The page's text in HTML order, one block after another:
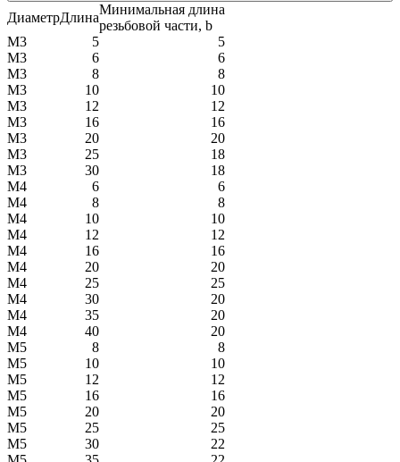
ДиаметрДлина
Минимальная длина
резьбовой части, b
М3
5
5
М3
6
6
М3
8
8
М3
10
10
М3
12
12
М3
16
16
М3
20
20
М3
25
18
М3
30
18
М4
6
6
М4
8
8
М4
10
10
М4
12
12
М4
16
16
М4
20
20
М4
25
25
М4
30
20
М4
35
20
М4
40
20
М5
8
8
М5
10
10
М5
12
12
М5
16
16
М5
20
20
М5
25
25
М5
30
22